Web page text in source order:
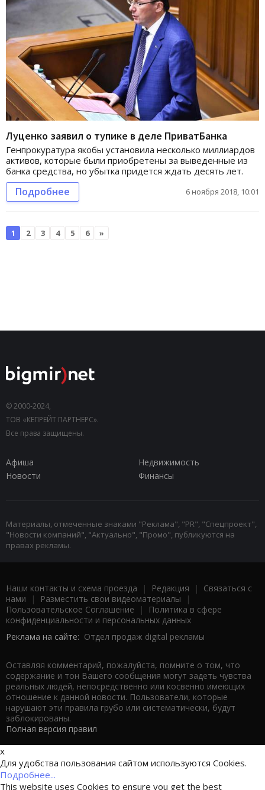
Луценко заявил о тупике в деле ПриватБанка
Генпрокуратура якобы установила несколько миллиардов
активов, которые были приобретены за выведенные из
банка средства, но убытка придется ждать десять лет.
Подробнее 6 ноября 2018, 10:01
1 2 3 4 5 6 »
© 2000-2024,
ТОВ «КЕПРЕЙТ ПАРТНЕРС».
Все права защищены.
Афиша
Недвижимость
Новости
Финансы
Материалы, отмеченные знаками "Реклама", "PR", "Спецпроект",
"Новости компаний", "Актуально", "Промо", публикуются на
правах рекламы.
Наши контакты и схема проезда | Редакция | Связаться с
нами | Разместить свои видеоматериалы |
Пользовательское Соглашение |
Политика в сфере
конфиденциальности и персональных данных
Реклама на сайте: Отдел продаж digital рекламы
Оставляя комментарий, пожалуйста, помните о том, что
содержание и тон Вашего сообщения могут задеть чувства
реальных людей, непосредственно или косвенно имеющих
отношение к данной новости. Пользователи, которые
нарушают эти правила грубо или систематически, будут
заблокированы.
Полная версия правил
x
Для удобства пользования сайтом используются Cookies.
Подробнее...
This website uses Cookies to ensure you get the best